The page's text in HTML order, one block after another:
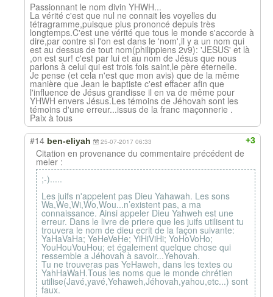
Passionnant le nom divin YHWH...
La vérité c'est que nul ne connait les voyelles du
tétragramme,puisque plus prononcé depuis très
longtemps.C'est une vérité que tous le monde s'accorde à
dire,par contre si l'on est dans le 'nom',il y a un nom qui
est au dessus de tout nom(philippiens 2v9): 'JESUS' et là
,on est sur! c'est par lui et au nom de Jésus que nous
parlons à celui qui est trois fois saint,le père éternelle.
Je pense (et cela n'est que mon avis) que de la même
manière que Jean le baptiste c'est effacer afin que
l'influence de Jésus grandisse il en va de même pour
YHWH envers Jésus.Les témoins de Jéhovah sont les
témoins d'une erreur...issus de la franc maçonnerie .
Paix à tous
+3
#14 ben-eliyah 25-07-2017 06:33
Citation en provenance du commentaire précédent de
meler :
;-).....
Les juifs n'appelent pas Dieu Yahawah. Les sons
Wa,We,Wi,Wo,Wou...n’existent pas, a ma
connaissance. Ainsi appeler Dieu Yahweh est une
erreur. Dans le livre de priere que les juifs utilisent tu
trouvera le nom de dieu ecrit de la façon suivante:
YaHaVaHa; YeHeVeHe; YiHiViHi; YoHoVoHo;
YouHouVouHou; et également quelque chose qui
ressemble a Jéhovah à savoir...Yehovah.
Tu ne trouveras pas YeHaweh, dans les textes ou
YahHaWaH.Tous les noms que le monde chrétien
utilise(Javé,yavé,Yehaweh,Jéhovah,yahou,etc...) sont
faux.